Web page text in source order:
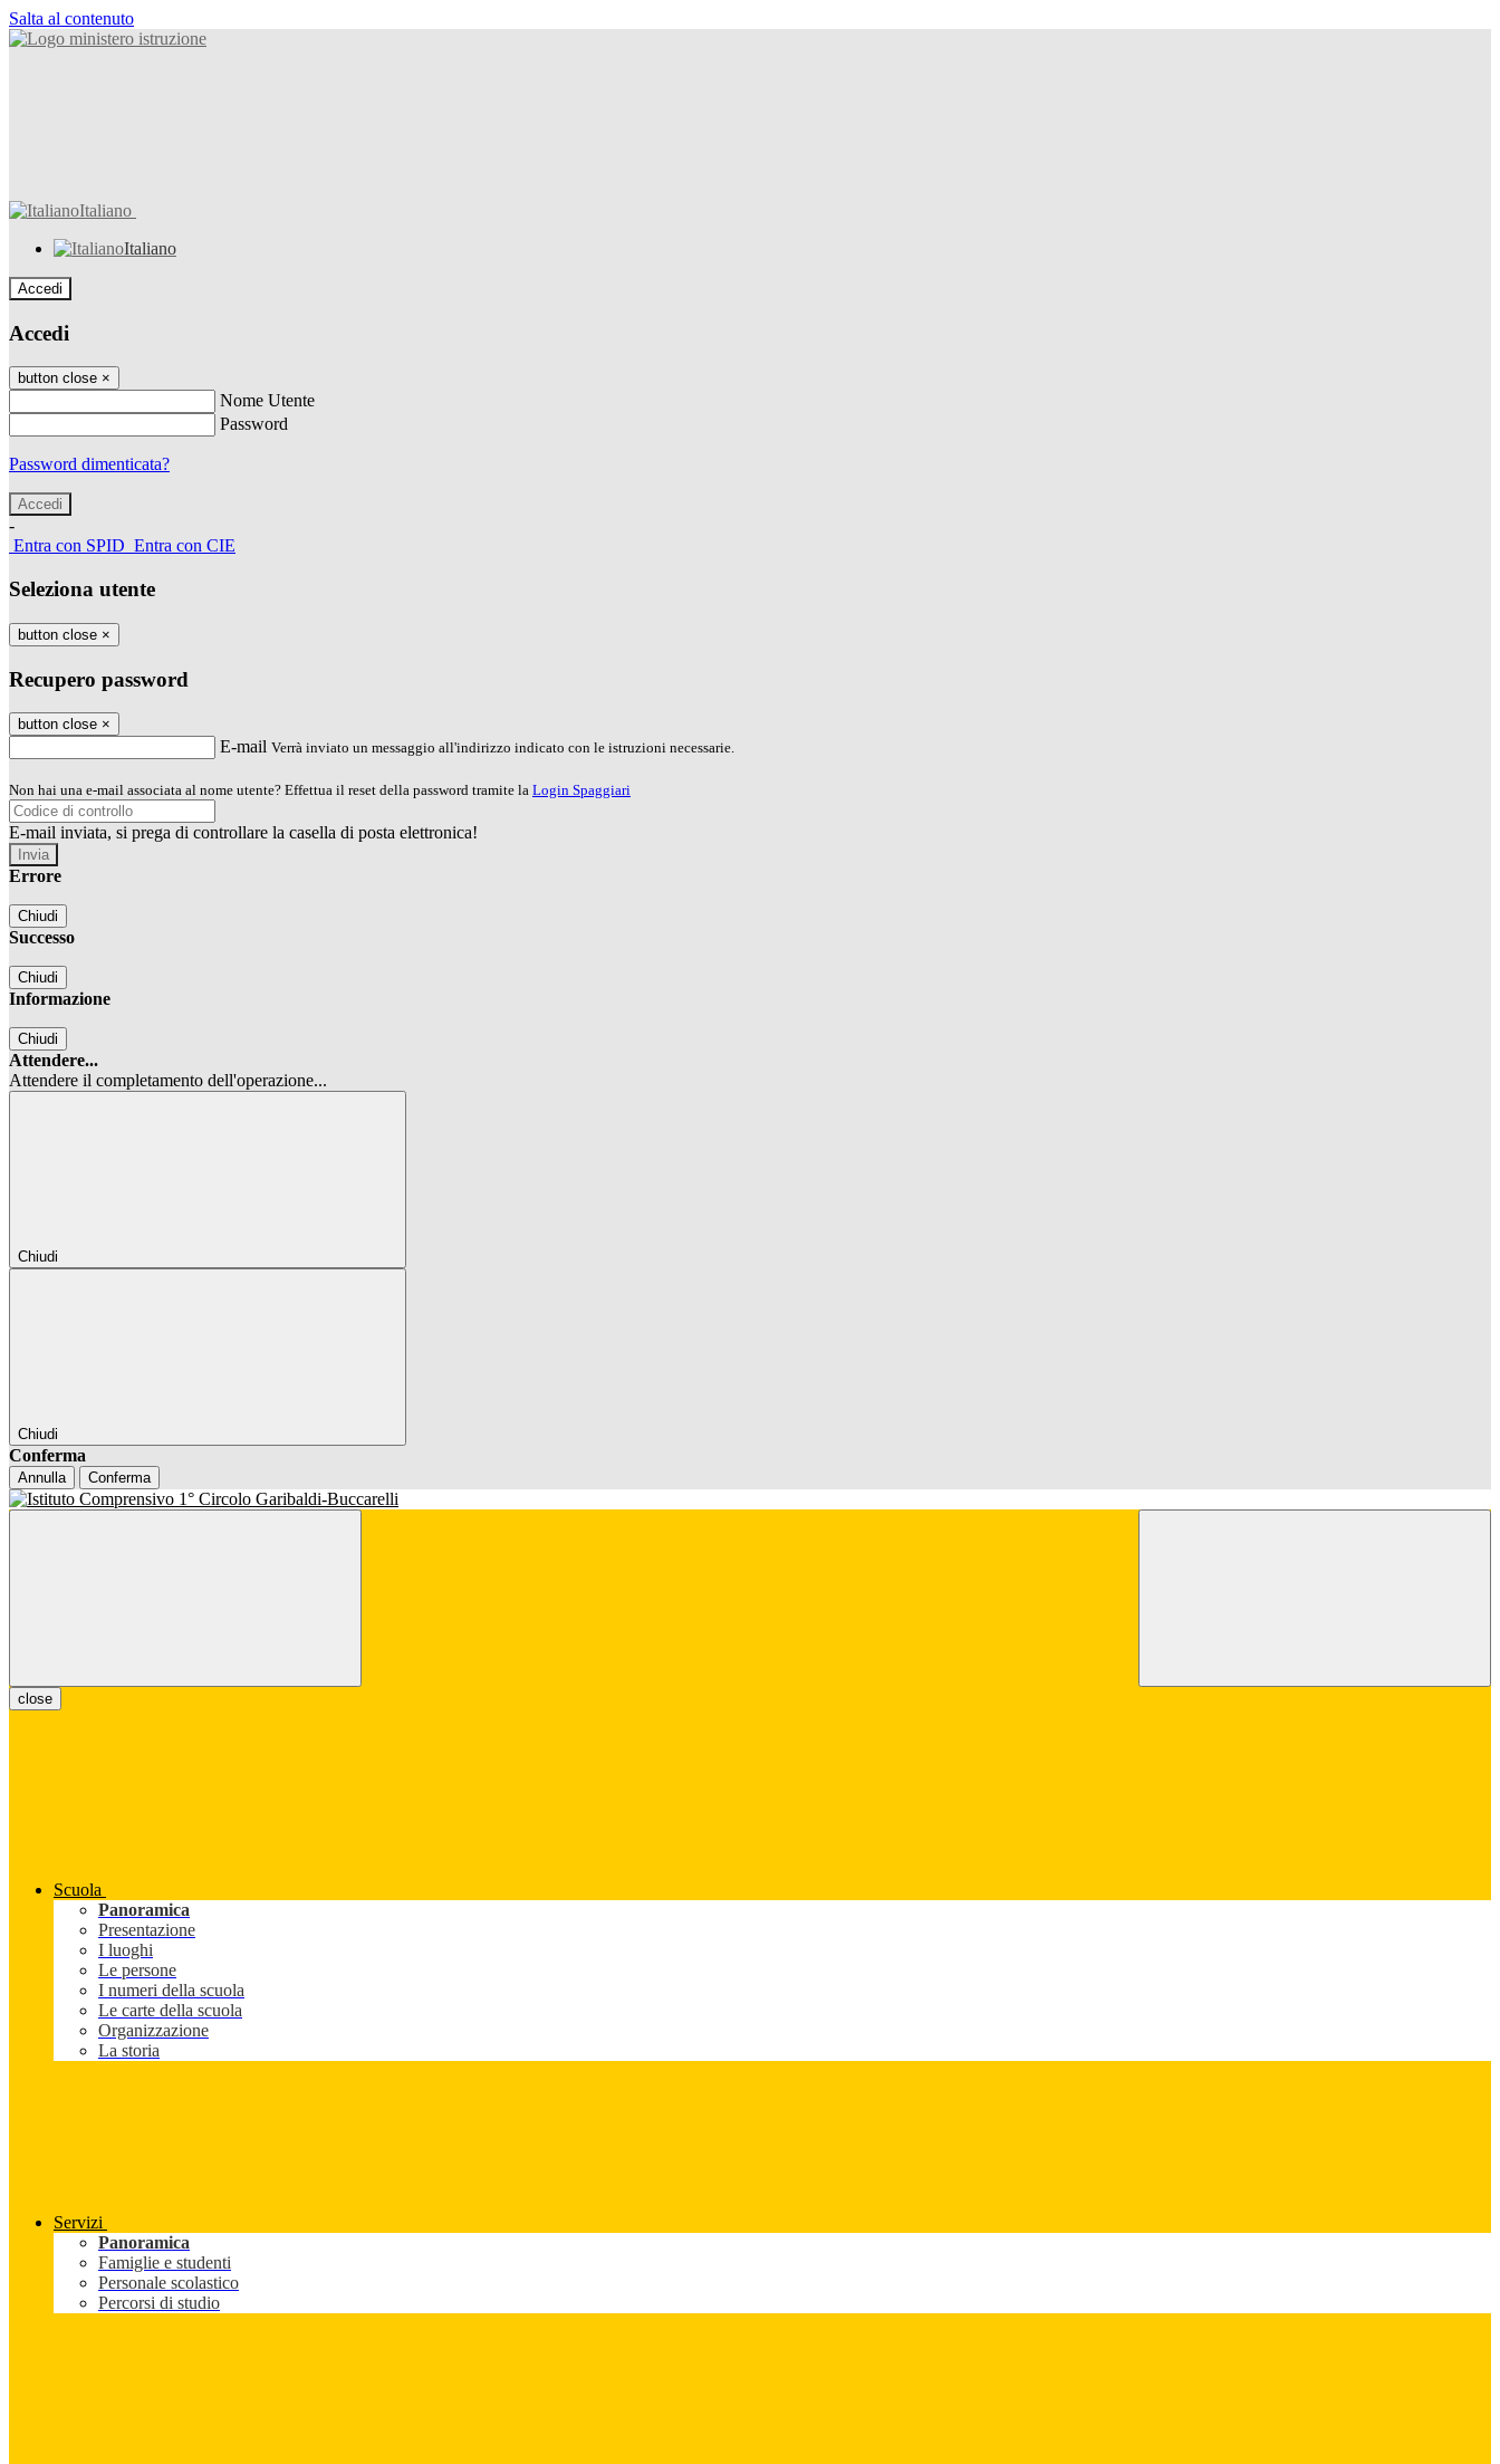
Salta al contenuto
Italiano
Italiano
Accedi
Accedi
button close ×
Nome Utente
Password
Password dimenticata?
-
Entra con SPID Entra con CIE
Seleziona utente
button close ×
Recupero password
button close ×
E-mail Verrà inviato un messaggio all'indirizzo indicato con le istruzioni necessarie.
Non hai una e-mail associata al nome utente? Effettua il reset della password tramite la Login Spaggiari
E-mail inviata, si prega di controllare la casella di posta elettronica!
Errore
Chiudi
Successo
Chiudi
Informazione
Chiudi
Attendere...
Attendere il completamento dell'operazione...
Chiudi
Chiudi
Conferma
Annulla Conferma
close
Scuola
Panoramica
Presentazione
I luoghi
Le persone
I numeri della scuola
Le carte della scuola
Organizzazione
La storia
Servizi
Panoramica
Famiglie e studenti
Personale scolastico
Percorsi di studio